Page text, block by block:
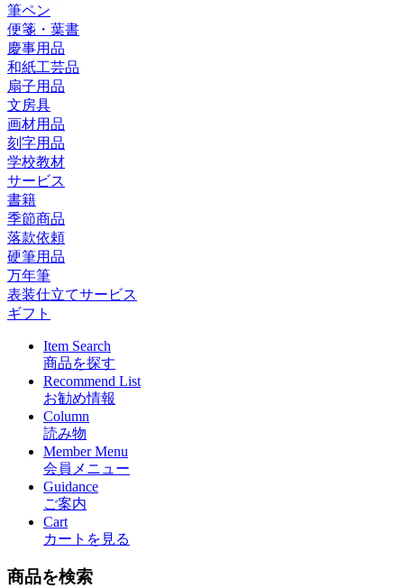
筆ペン
便箋・葉書
慶事用品
和紙工芸品
扇子用品
文房具
画材用品
刻字用品
学校教材
サービス
書籍
季節商品
落款依頼
硬筆用品
万年筆
表装仕立てサービス
ギフト
Item Search
商品を探す
Recommend List
お勧め情報
Column
読み物
Member Menu
会員メニュー
Guidance
ご案内
Cart
カートを見る
商品を検索